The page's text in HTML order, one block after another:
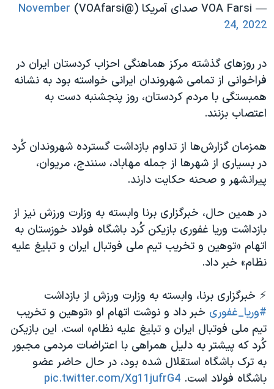
صفحه‌های ویژه — VOA Farsi صدای آمریکا (@VOAfarsi)
November
24, 2022
در روزهای گذشته مرکز هماهنگی احزاب کردستان ایران در
فراخوانی از تمامی شهروندان ایرانی خواسته بود به نشانه
همبستگی با مردم کردستان، روز پنجشنبه دست به
اعتصاب بزنند.
همزمان گزارش‌ها از تداوم بازداشت گسترده شهروندان کُرد
در بسیاری از شهرها از جمله مهاباد، سنندج، مریوان،
پیرانشهر و صحنه حکایت دارند.
در همین حال، خبرگزاری برنا وابسته به وزارت ورزش نیز از
بازداشت وریا غفوری بازیکن کُرد باشگاه فولاد خوزستان به
اتهام «توهین و تخریب تیم ملی فوتبال ایران و تبلیغ علیه
نظام» خبر داد.
⚡️ خبرگزاری برنا، وابسته به وزارت ورزش از بازداشت
#وریا_غفوری خبر داد و نوشت اتهام او «توهین و تخریب
تیم ملی فوتبال ایران و تبلیغ علیه نظام» است. این بازیکن
کُرد که پیشتر به دلیل همراهی با اعتراضات مردمی مجبور
به ترک باشگاه استقلال شده بود، در حال حاضر عضو
باشگاه فولاد است. pic.twitter.com/Xg11jufrG4